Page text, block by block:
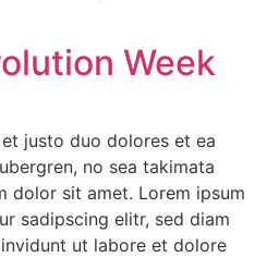
Week
justo duo dolores et ea
no sea takimata
dolor sit amet. Lorem ipsum
sadipscing elitr, sed diam
ut labore et dolore